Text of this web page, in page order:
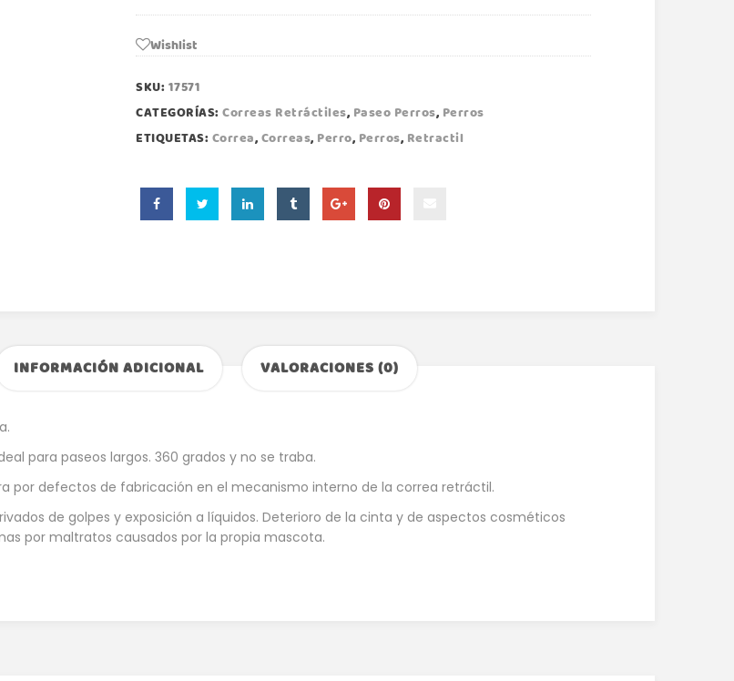
Wishlist
SKU: 17571
CATEGORÍAS: Correas Retráctiles, Paseo Perros, Perros
ETIQUETAS: Correa,Correas, Perro, Perros, Retractil
INFORMACIÓN ADICIONAL VALORACIONES (0)
para paseos largos. 360 grados y no se traba.
por defectos de fabricación en el mecanismo interno de la correa retráctil.
de golpes y exposición a líquidos. Deterioro de la cinta y de aspectos cosméticos
por maltratos causados por la propia mascota.